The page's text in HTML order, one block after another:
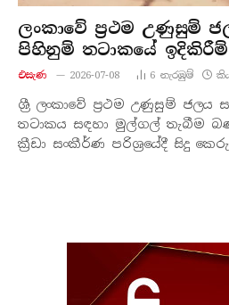
ලංකාවේ ප්‍රථම උණුසුම්
පිහිනුම් තටාකයේ
එසැණ 2026-07-08 6 නැරඹු​ම්
ශ්‍රී ලංකාවේ ප්‍රථම උණුසුම්
තටාකය සඳහා මුල්ගල් තැබීම
ක්‍රීඩා සංකීර්ණ පරිශ්‍රයේදී සිදු